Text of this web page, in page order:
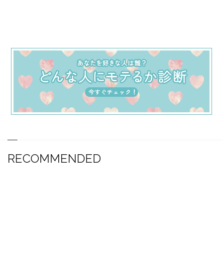
RECOMMENDED